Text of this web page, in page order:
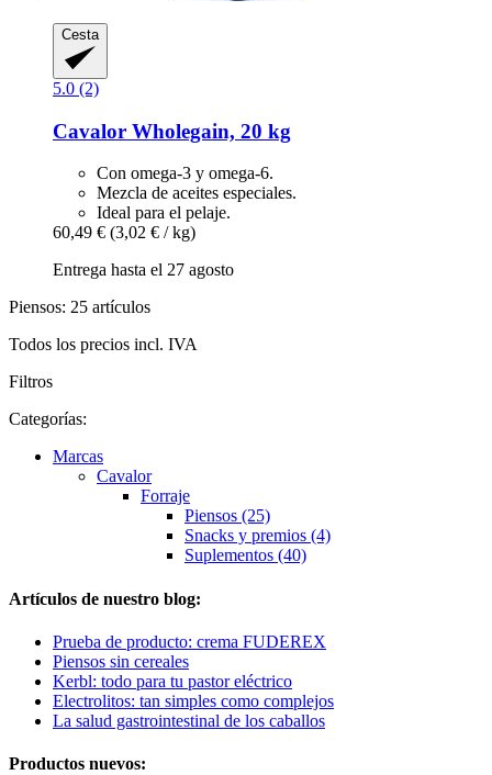
Cesta
5.0 (2)
Cavalor Wholegain, 20 kg
Con omega-3 y omega-6.
Mezcla de aceites especiales.
Ideal para el pelaje.
60,49 € (3,02 € / kg)
Entrega hasta el 27 agosto
Piensos: 25 artículos
Todos los precios incl. IVA
Filtros
Categorías:
Marcas
Cavalor
Forraje
Piensos (25)
Snacks y premios (4)
Suplementos (40)
Artículos de nuestro blog:
Prueba de producto: crema FUDEREX
Piensos sin cereales
Kerbl: todo para tu pastor eléctrico
Electrolitos: tan simples como complejos
La salud gastrointestinal de los caballos
Productos nuevos: